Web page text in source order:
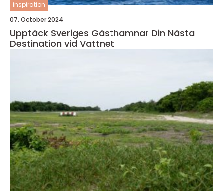
inspiration
07. October 2024
Upptäck Sveriges Gästhamnar Din Nästa
Destination vid Vattnet